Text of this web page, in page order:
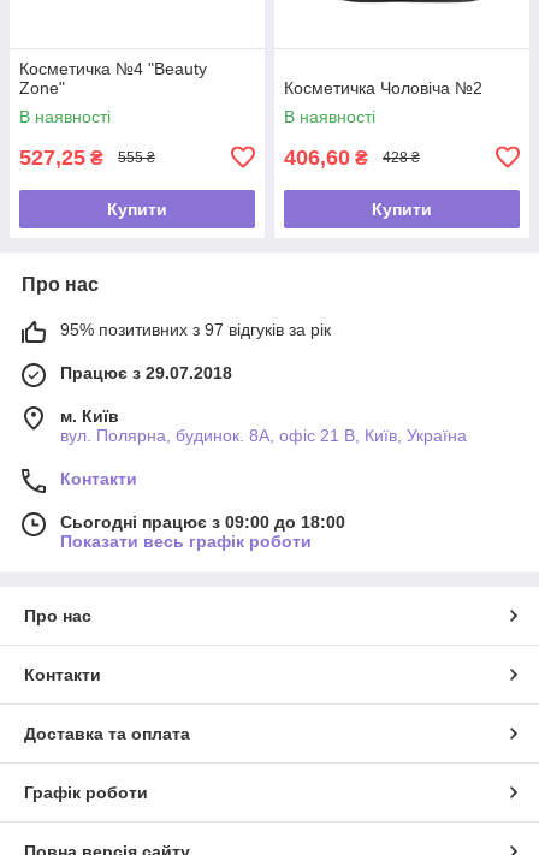
Косметичка №4 "Beauty
Zone"
В наявності
527,25 ₴ 555 ₴
Купити
Косметичка Чоловіча №2
В наявності
406,60 ₴ 428 ₴
Купити
Про нас
95% позитивних з 97 відгуків за рік
Працює з 29.07.2018
м. Київ
вул. Полярна, будинок. 8А, офіс 21 В, Київ, Україна
Контакти
Сьогодні працює з 09:00 до 18:00
Показати весь графік роботи
Про нас
Контакти
Доставка та оплата
Графік роботи